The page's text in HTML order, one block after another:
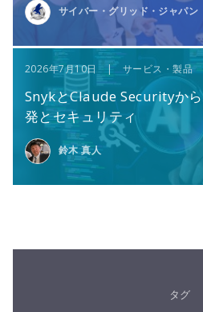
サイバー・グリッド・ジャパン
2026年7月10日 | サービス・製品
SnykとClaude Securityか
発とセキュリティ
鈴木 真人
タグ